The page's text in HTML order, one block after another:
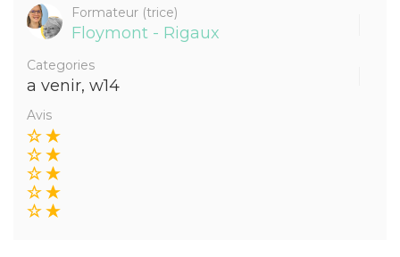
Formateur (trice)
Floymont - Rigaux
Categories
a venir, w14
Avis